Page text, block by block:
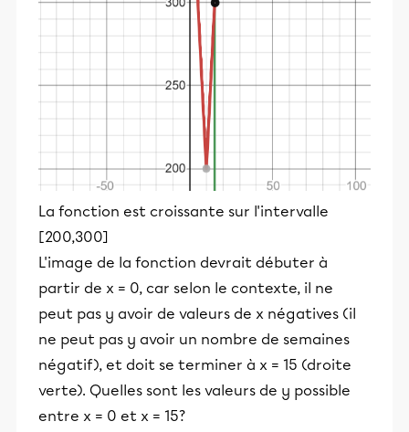
La fonction est croissante sur l'intervalle
[200,300]
L'image de la fonction devrait débuter à
partir de x = 0, car selon le contexte, il ne
peut pas y avoir de valeurs de x négatives (il
ne peut pas y avoir un nombre de semaines
négatif), et doit se terminer à x = 15 (droite
verte). Quelles sont les valeurs de y possible
entre x = 0 et x = 15?